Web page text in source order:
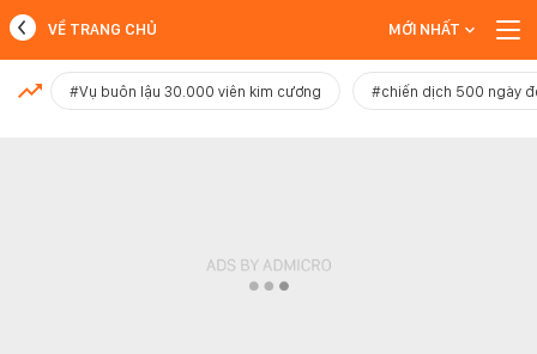
MỚI NHẤT
VỀ TRANG CHỦ MỚI NHẤT
#Vụ buôn lậu 30.000 viên kim cương #chiến dịch 500 ngày